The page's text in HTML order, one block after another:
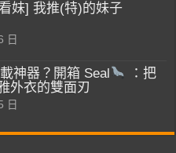
妹] 我推(特)的妹子
日
神器？開箱 Seal
：把
外衣的雙面刃
日